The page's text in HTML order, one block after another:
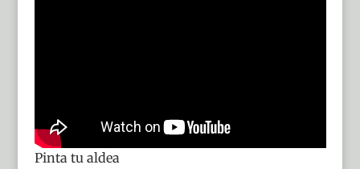
Pinta tu aldea